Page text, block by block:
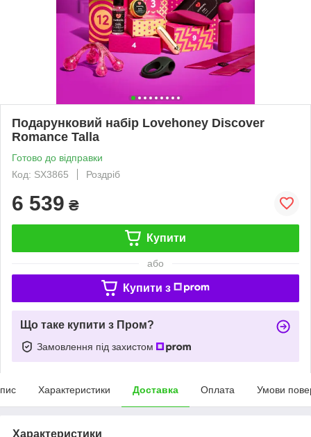
Подарунковий набір Lovehoney Discover
Romance Talla
Готово до відправки
Код: SX3865
Роздріб
6 539 ₴
Купити
або
Купити з
Що таке купити з Пром?
Замовлення під захистом
Характеристики Доставка Оплата Умови
Характеристики